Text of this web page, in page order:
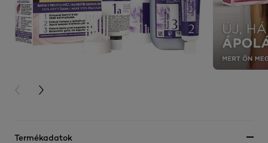
PREVIOUS CARD
NEXT CARD
Termékadatok